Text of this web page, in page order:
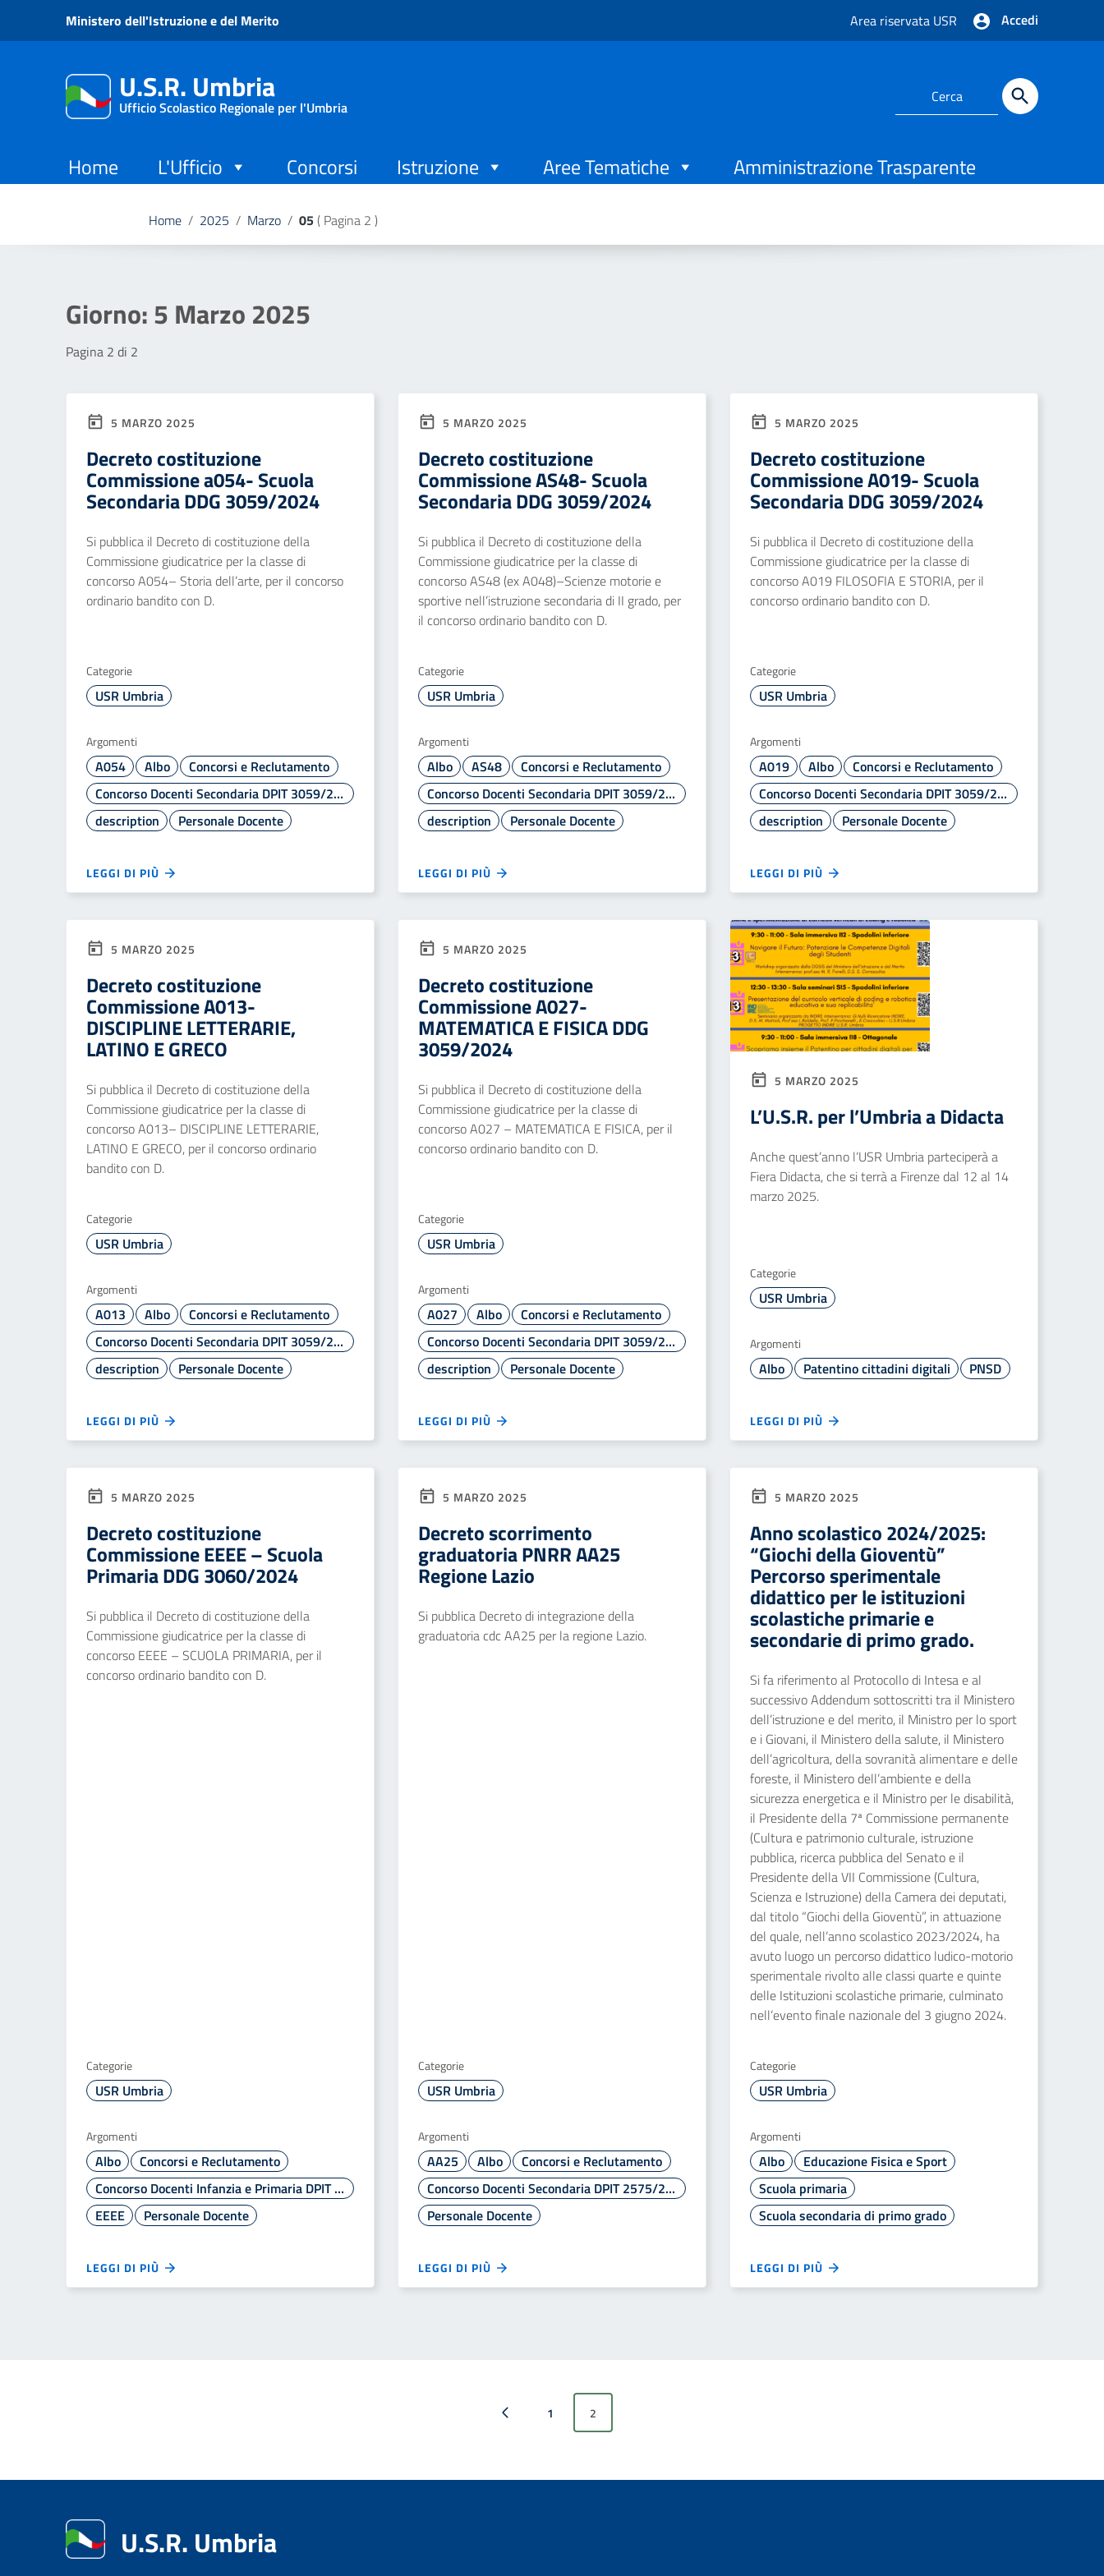
Vai ai contenuti
Vai al menu di navigazione
Ministero dell'Istruzione e del Merito Area riservata USR Accedi
U.S.R. Umbria
Ufficio Scolastico Regionale per l'Umbria
Home L'Ufficio Concorsi Istruzione Aree Tematiche Amministrazione Trasparente
Home / 2025 / Marzo / 05 ( Pagina 2 )
Giorno:5 Marzo 2025
Pagina 2 di 2
5 MARZO 2025
Decreto costituzione
Commissione a054- Scuola
Secondaria DDG 3059/2024
Si pubblica il Decreto di costituzione della
Commissione giudicatrice per la classe di
concorso A054– Storia dell’arte, per il concorso
ordinario bandito con D.
Categorie
USR Umbria
Argomenti
A054 Albo
Concorsi e Reclutamento
Concorso Docenti Secondaria DPIT 3059/2024
description
Personale Docente
LEGGI DI PIÙ
5 MARZO 2025
Decreto costituzione
Commissione AS48- Scuola
Secondaria DDG 3059/2024
Si pubblica il Decreto di costituzione della
Commissione giudicatrice per la classe di
concorso AS48 (ex A048)–Scienze motorie e
sportive nell’istruzione secondaria di II grado, per
il concorso ordinario bandito con D.
Categorie
USR Umbria
Argomenti
Albo AS48
Concorsi e Reclutamento
Concorso Docenti Secondaria DPIT 3059/2024
description
Personale Docente
LEGGI DI PIÙ
5 MARZO 2025
Decreto costituzione
Commissione A019- Scuola
Secondaria DDG 3059/2024
Si pubblica il Decreto di costituzione della
Commissione giudicatrice per la classe di
concorso A019 FILOSOFIA E STORIA, per il
concorso ordinario bandito con D.
Categorie
USR Umbria
Argomenti
A019 Albo
Concorsi e Reclutamento
Concorso Docenti Secondaria DPIT 3059/2024
description
Personale Docente
LEGGI DI PIÙ
5 MARZO 2025
Decreto costituzione
Commissione A013-
DISCIPLINE LETTERARIE,
LATINO E GRECO
Si pubblica il Decreto di costituzione della
Commissione giudicatrice per la classe di
concorso A013– DISCIPLINE LETTERARIE,
LATINO E GRECO, per il concorso ordinario
bandito con D.
Categorie
USR Umbria
Argomenti
A013 Albo
Concorsi e Reclutamento
Concorso Docenti Secondaria DPIT 3059/2024
description
Personale Docente
LEGGI DI PIÙ
5 MARZO 2025
Decreto costituzione
Commissione A027-
MATEMATICA E FISICA DDG
3059/2024
Si pubblica il Decreto di costituzione della
Commissione giudicatrice per la classe di
concorso A027 – MATEMATICA E FISICA, per il
concorso ordinario bandito con D.
Categorie
USR Umbria
Argomenti
A027 Albo
Concorsi e Reclutamento
Concorso Docenti Secondaria DPIT 3059/2024
description
Personale Docente
LEGGI DI PIÙ
5 MARZO 2025
L’U.S.R. per l’Umbria a Didacta
Anche quest’anno l’USR Umbria parteciperà a
Fiera Didacta, che si terrà a Firenze dal 12 al 14
marzo 2025.
Categorie
USR Umbria
Argomenti
Albo Patentino cittadini digitali PNSD
LEGGI DI PIÙ
5 MARZO 2025
Decreto costituzione
Commissione EEEE – Scuola
Primaria DDG 3060/2024
Si pubblica il Decreto di costituzione della
Commissione giudicatrice per la classe di
concorso EEEE – SCUOLA PRIMARIA, per il
concorso ordinario bandito con D.
Categorie
USR Umbria
Argomenti
Albo
Concorsi e Reclutamento
Concorso Docenti Infanzia e Primaria DPIT 3060/2024
EEEE
Personale Docente
LEGGI DI PIÙ
5 MARZO 2025
Decreto scorrimento
graduatoria PNRR AA25
Regione Lazio
Si pubblica Decreto di integrazione della
graduatoria cdc AA25 per la regione Lazio.
Categorie
USR Umbria
Argomenti
AA25 Albo
Concorsi e Reclutamento
Concorso Docenti Secondaria DPIT 2575/2023
Personale Docente
LEGGI DI PIÙ
5 MARZO 2025
Anno scolastico 2024/2025:
“Giochi della Gioventù”
Percorso sperimentale
didattico per le istituzioni
scolastiche primarie e
secondarie di primo grado.
Si fa riferimento al Protocollo di Intesa e al
successivo Addendum sottoscritti tra il Ministero
dell’istruzione e del merito, il Ministro per lo sport
e i Giovani, il Ministero della salute, il Ministero
dell’agricoltura, della sovranità alimentare e delle
foreste, il Ministero dell’ambiente e della
sicurezza energetica e il Ministro per le disabilità,
il Presidente della 7ª Commissione permanente
(Cultura e patrimonio culturale, istruzione
pubblica, ricerca pubblica del Senato e il
Presidente della VII Commissione (Cultura,
Scienza e Istruzione) della Camera dei deputati,
dal titolo “Giochi della Gioventù”, in attuazione
del quale, nell’anno scolastico 2023/2024, ha
avuto luogo un percorso didattico ludico-motorio
sperimentale rivolto alle classi quarte e quinte
delle Istituzioni scolastiche primarie, culminato
nell’evento finale nazionale del 3 giugno 2024.
Categorie
USR Umbria
Argomenti
Albo
Educazione Fisica e Sport
Scuola primaria
Scuola secondaria di primo grado
LEGGI DI PIÙ
Pagina precedente 1 2
U.S.R. Umbria